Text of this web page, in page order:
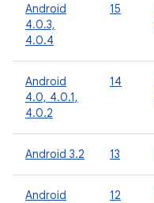
Android
4.0.3,
4.0.4
15
Android
4.0, 4.0.1,
4.0.2
14
Android 3.2 13
Android
12